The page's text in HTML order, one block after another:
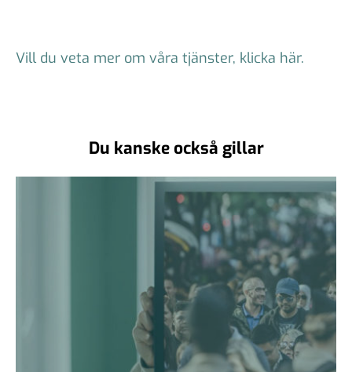
Vill du veta mer om våra tjänster, klicka här.
Du kanske också gillar